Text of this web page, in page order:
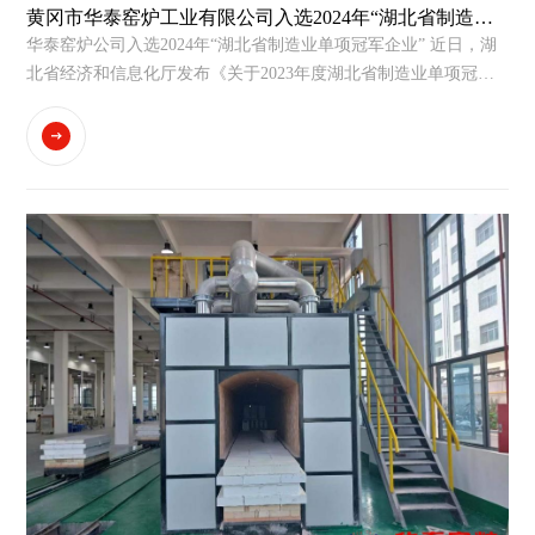
黄冈市华泰窑炉工业有限公司入选2024年“湖北省制造业
单项冠军企业”
华泰窑炉公司入选2024年“湖北省制造业单项冠军企业” 近日，湖
北省经济和信息化厅发布《关于2023年度湖北省制造业单项冠军
企业名单的公示》显示：为贯彻落实《关于加快培育发展制造业
优质企业的实施意见》（鄂经信产业〔2022〕13号），根据《湖
北省制造业单项冠军企业培育管理认定办法》（鄂经信...